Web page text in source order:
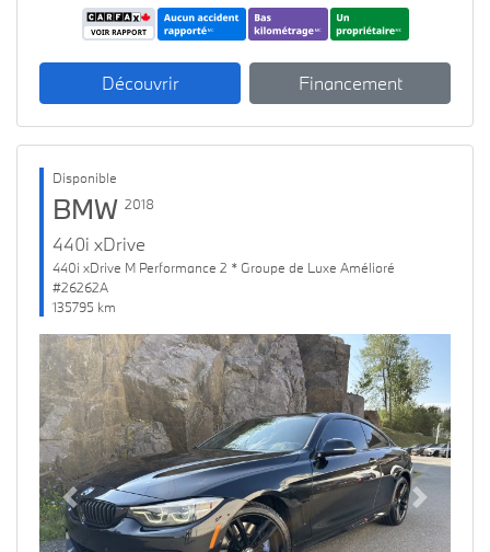
Découvrir Financement
Disponible
BMW 2018
440i xDrive
440i xDrive M Performance 2 * Groupe de Luxe Amélioré
#26262A
135795 km
Previous Next